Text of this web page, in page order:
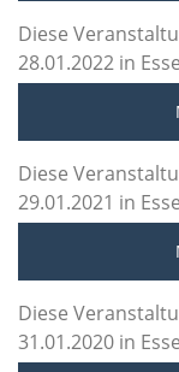
Diese
28.01.2022 in
Diese
29.01.2021 in
Diese
31.01.2020 in